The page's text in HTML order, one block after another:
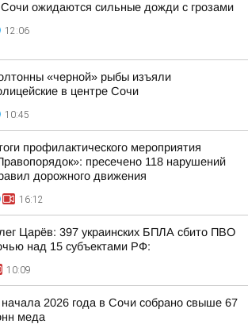
ожидаются сильные дожди с грозами
12:06
«черной» рыбы изъяли
в центре Сочи
10:45
профилактического мероприятия
пресечено 118 нарушений
дорожного движения
16:12
Царёв: 397 украинских БПЛА сбито ПВО
над 15 субъектами РФ:
10:09
2026 года в Сочи собрано свыше 67
меда